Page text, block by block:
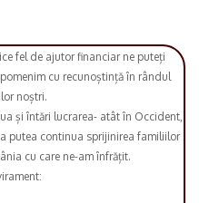
fel de ajutor financiar ne puteți
cu recunoștință în rândul
noștri.
și întări lucrarea- atât în Occident,
putea continua sprijinirea familiilor
cu care ne-am înfrățit.